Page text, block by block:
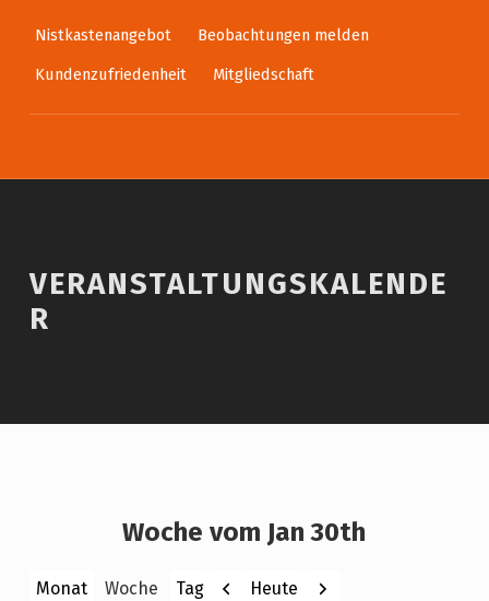
Nistkastenangebot
Beobachtungen melden
Kundenzufriedenheit
Mitgliedschaft
VERANSTALTUNGSKALENDE
R
Woche vom Jan 30th
Monat Woche Tag Zurück
Heute Weiter